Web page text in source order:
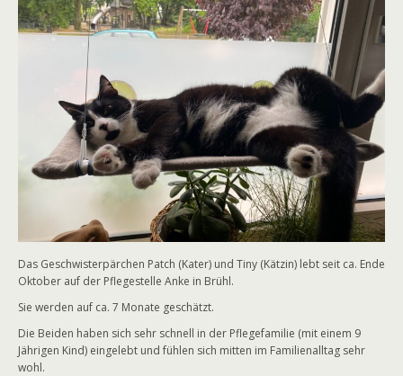
Das Geschwisterpärchen Patch (Kater) und Tiny (Kätzin) lebt seit ca. Ende
Oktober auf der Pflegestelle Anke in Brühl.
Sie werden auf ca. 7 Monate geschätzt.
Die Beiden haben sich sehr schnell in der Pflegefamilie (mit einem 9
Jährigen Kind) eingelebt und fühlen sich mitten im Familienalltag sehr
wohl.